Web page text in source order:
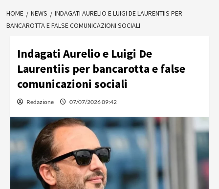
HOME NEWS
INDAGATI AURELIO E LUIGI DE LAURENTIIS PER
BANCAROTTA E FALSE COMUNICAZIONI SOCIALI
Indagati Aurelio e Luigi De
Laurentiis per bancarotta e false
comunicazioni sociali
Redazione 07/07/2026 09:42